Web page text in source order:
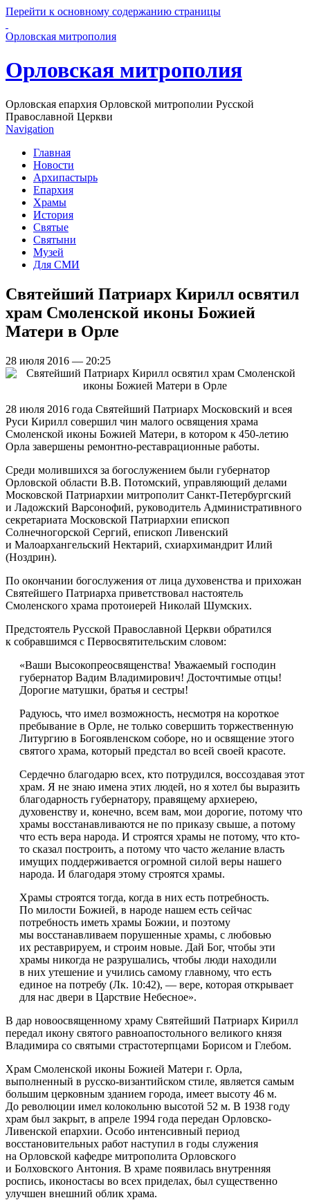
Перейти к основному содержанию страницы
Орловская митрополия
Орловская митрополия
Орловская епархия Орловской митрополии Русской
Православной Церкви
Navigation
Главная
Новости
Архипастырь
Епархия
Храмы
История
Святые
Святыни
Музей
Для СМИ
Святейший Патриарх Кирилл освятил
храм Смоленской иконы Божией
Матери в Орле
28 июля 2016 — 20:25
28 июля 2016 года Святейший Патриарх Московский и всея
Руси Кирилл совершил чин малого освящения храма
Смоленской иконы Божией Матери, в котором к 450-летию
Орла завершены ремонтно-реставрационные работы.
Среди молившихся за богослужением были губернатор
Орловской области В.В. Потомский, управляющий делами
Московской Патриархии митрополит Санкт-Петербургский
и Ладожский Варсонофий, руководитель Административного
секретариата Московской Патриархии епископ
Солнечногорской Сергий, епископ Ливенский
и Малоархангельский Нектарий, схиархимандрит Илий
(Ноздрин).
По окончании богослужения от лица духовенства и прихожан
Святейшего Патриарха приветствовал настоятель
Смоленского храма протоиерей Николай Шумских.
Предстоятель Русской Православной Церкви обратился
к собравшимся с Первосвятительским словом:
«Ваши Высокопреосвященства! Уважаемый господин
губернатор Вадим Владимирович! Досточтимые отцы!
Дорогие матушки, братья и сестры!
Радуюсь, что имел возможность, несмотря на короткое
пребывание в Орле, не только совершить торжественную
Литургию в Богоявленском соборе, но и освящение этого
святого храма, который предстал во всей своей красоте.
Сердечно благодарю всех, кто потрудился, воссоздавая этот
храм. Я не знаю имена этих людей, но я хотел бы выразить
благодарность губернатору, правящему архиерею,
духовенству и, конечно, всем вам, мои дорогие, потому что
храмы восстанавливаются не по приказу свыше, а потому
что есть вера народа. И строятся храмы не потому, что кто-
то сказал построить, а потому что часто желание власть
имущих поддерживается огромной силой веры нашего
народа. И благодаря этому строятся храмы.
Храмы строятся тогда, когда в них есть потребность.
По милости Божией, в народе нашем есть сейчас
потребность иметь храмы Божии, и поэтому
мы восстанавливаем порушенные храмы, с любовью
их реставрируем, и строим новые. Дай Бог, чтобы эти
храмы никогда не разрушались, чтобы люди находили
в них утешение и учились самому главному, что есть
единое на потребу (Лк. 10:42), — вере, которая открывает
для нас двери в Царствие Небесное».
В дар новоосвященному храму Святейший Патриарх Кирилл
передал икону святого равноапостольного великого князя
Владимира со святыми страстотерпцами Борисом и Глебом.
Храм Смоленской иконы Божией Матери г. Орла,
выполненный в русско-византийском стиле, является самым
большим церковным зданием города, имеет высоту 46 м.
До революции имел колокольню высотой 52 м. В 1938 году
храм был закрыт, в апреле 1994 года передан Орловско-
Ливенской епархии. Особо интенсивный период
восстановительных работ наступил в годы служения
на Орловской кафедре митрополита Орловского
и Болховского Антония. В храме появилась внутренняя
роспись, иконостасы во всех приделах, был существенно
улучшен внешний облик храма.